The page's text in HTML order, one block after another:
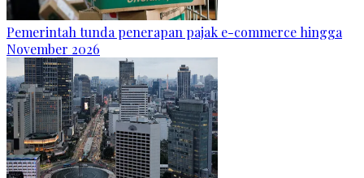
Pemerintah tunda penerapan pajak e-commerce hingga
November 2026